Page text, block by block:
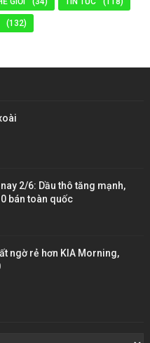
(132)
2/6: Dầu thô tăng mạnh,
bán toàn quốc
ngờ rẻ hơn KIA Morning,